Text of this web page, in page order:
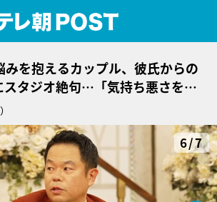
みを抱えるカップル、彼氏からの
スタジオ絶句…「気持ち悪さを感
6/7